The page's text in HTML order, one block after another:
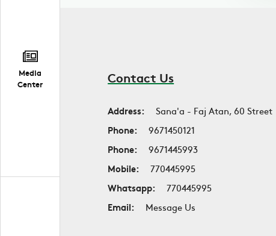
Media
Center
Contact Us
Address:
Sana'a - Faj Atan, 60 Street
Phone:
9671450121
Phone:
9671445993
Mobile:
770445995
Whatsapp:
770445995
Email:
Message Us